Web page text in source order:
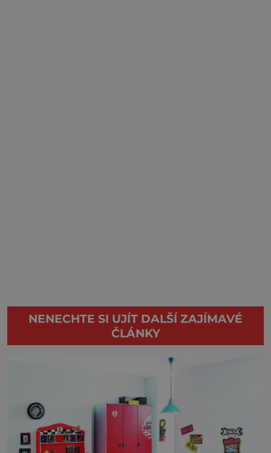
NENECHTE SI UJÍT DALŠÍ ZAJÍMAVÉ
ČLÁNKY